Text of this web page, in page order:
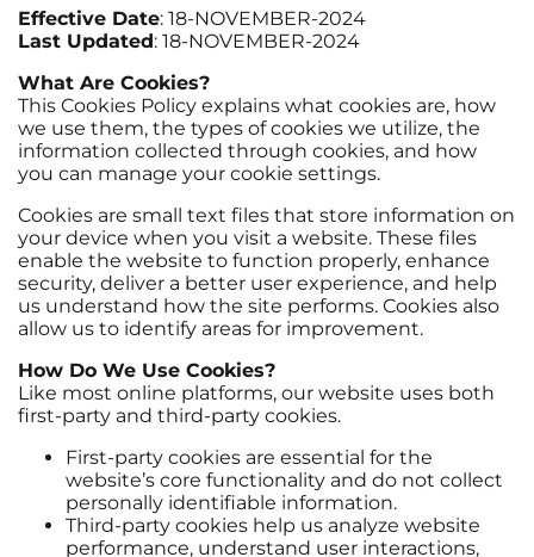
Effective Date: 18-NOVEMBER-2024
Last Updated: 18-NOVEMBER-2024
What Are Cookies?
This Cookies Policy explains what cookies are, how
we use them, the types of cookies we utilize, the
information collected through cookies, and how
you can manage your cookie settings.
Cookies are small text files that store information on
your device when you visit a website. These files
enable the website to function properly, enhance
security, deliver a better user experience, and help
us understand how the site performs. Cookies also
allow us to identify areas for improvement.
How Do We Use Cookies?
Like most online platforms, our website uses both
first-party and third-party cookies.
First-party cookies are essential for the
website’s core functionality and do not collect
personally identifiable information.
Third-party cookies help us analyze website
performance, understand user interactions,